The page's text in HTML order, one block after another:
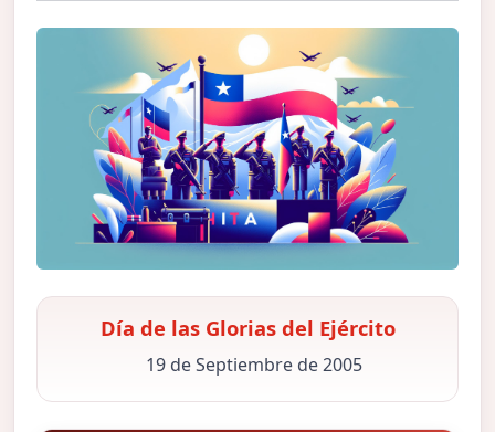
Día de las Glorias del Ejército
19 de Septiembre de 2005